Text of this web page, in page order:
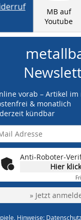
auf
MB auf
Youtube
vorab – Artikel
& monatlich
kündbar
Anti-Roboter-
Hier
» Jetzt
Hinweise: